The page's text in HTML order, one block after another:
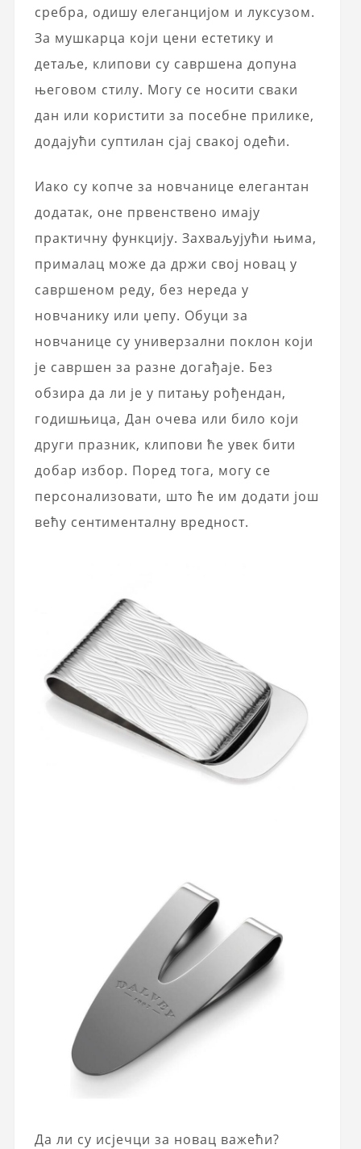
сребра, одишу елеганцијом и луксузом.
За мушкарца који цени естетику и
детаље, клипови су савршена допуна
његовом стилу. Могу се носити сваки
дан или користити за посебне прилике,
додајући суптилан сјај свакој одећи.
Иако су копче за новчанице елегантан
додатак, оне првенствено имају
практичну функцију. Захваљујући њима,
прималац може да држи свој новац у
савршеном реду, без нереда у
новчанику или џепу. Обуци за
новчанице су универзални поклон који
је савршен за разне догађаје. Без
обзира да ли је у питању рођендан,
годишњица, Дан очева или било који
други празник, клипови ће увек бити
добар избор. Поред тога, могу се
персонализовати, што ће им додати још
већу сентименталну вредност.
Да ли су исјечци за новац важећи?